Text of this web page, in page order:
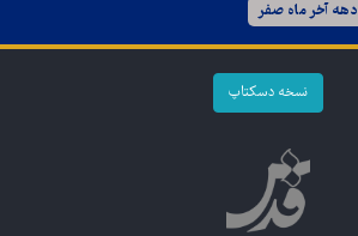
دهه آخر ماه صفر
نسخه دسکتاپ